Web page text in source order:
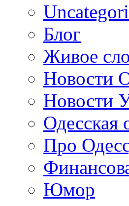
Блог
Живое
Новости
Новости
Одесская
Про
Юмор